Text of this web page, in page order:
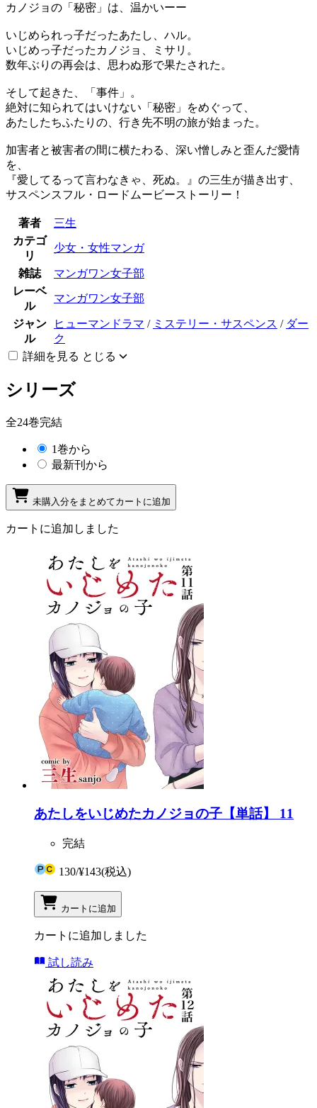
カノジョの「秘密」は、温かいーー
いじめられっ子だったあたし、ハル。
いじめっ子だったカノジョ、ミサリ。
数年ぶりの再会は、思わぬ形で果たされた。
そして起きた、「事件」。
絶対に知られてはいけない「秘密」をめぐって、
あたしたちふたりの、行き先不明の旅が始まった。
加害者と被害者の間に横たわる、深い憎しみと歪んだ愛情
を、
『愛してるって言わなきゃ、死ぬ。』の三生が描き出す、
サスペンスフル・ロードムービーストーリー！
著者
三生
カテゴ
リ
少女・女性マンガ
雑誌
マンガワン女子部
レーベ
ル
マンガワン女子部
ジャン
ル
ヒューマンドラマ / ミステリー・サスペンス / ダー
ク
詳細を見る とじる
シリーズ
全24巻完結
1巻から
最新刊から
未購入分をまとめてカートに追加
カートに追加しました
あたしをいじめたカノジョの子【単話】 11
完結
130/¥143(税込)
カートに追加
カートに追加しました
試し読み